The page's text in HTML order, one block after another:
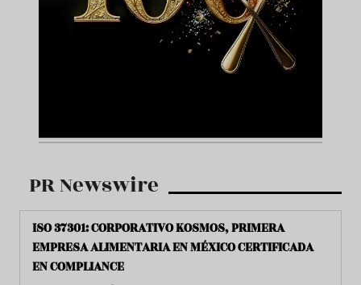
PR Newswire
ISO 37301: CORPORATIVO KOSMOS, PRIMERA
EMPRESA ALIMENTARIA EN MÉXICO CERTIFICADA
EN COMPLIANCE